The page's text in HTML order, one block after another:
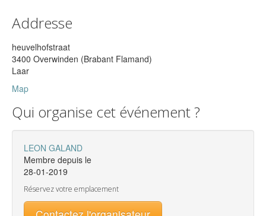
Addresse
heuvelhofstraat
3400 Overwinden (Brabant Flamand)
Laar
Map
Qui organise cet événement ?
LEON GALAND
Membre depuis le
28-01-2019
Réservez votre emplacement